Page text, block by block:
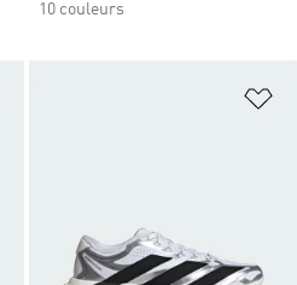
10 couleurs
Ajouter à la Liste de produits